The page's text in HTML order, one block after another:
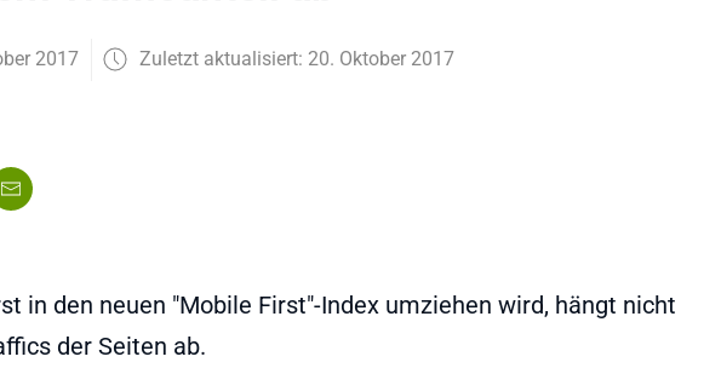
2017 Zuletzt aktualisiert: 20. Oktober 2017
in den neuen "Mobile First"-Index umziehen wird, hängt nicht
der Seiten ab.